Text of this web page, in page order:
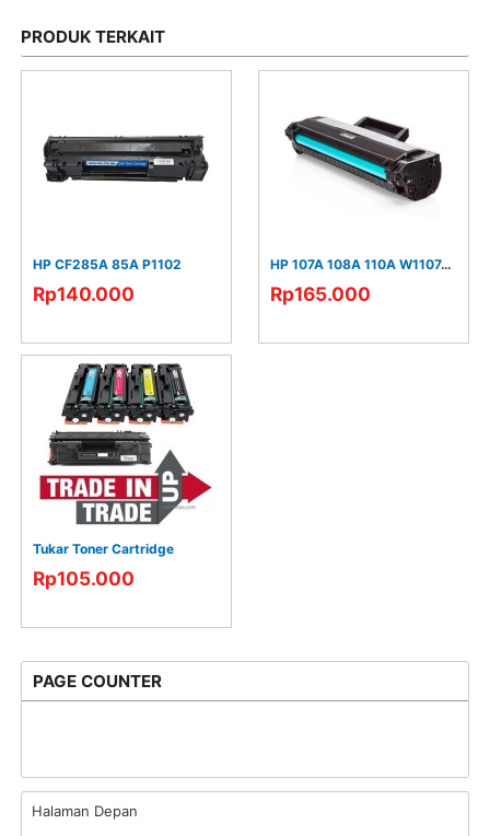
PRODUK TERKAIT
HP CF285A 85A P1102
Rp140.000
HP 107A 108A 110A W1107A W1112A
Rp165.000
Tukar Toner Cartridge
Rp105.000
PAGE COUNTER
Halaman Depan